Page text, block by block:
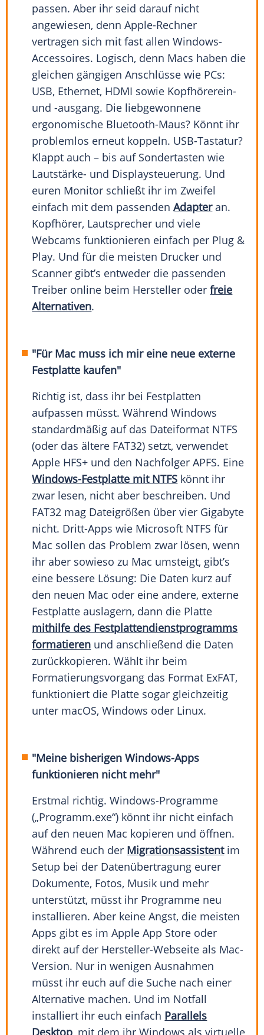
passen. Aber ihr seid darauf nicht
angewiesen, denn Apple-Rechner
vertragen sich mit fast allen Windows-
Accessoires. Logisch, denn Macs haben die
gleichen gängigen Anschlüsse wie PCs:
USB, Ethernet, HDMI sowie Kopfhörerein-
und -ausgang. Die liebgewonnene
ergonomische Bluetooth-Maus? Könnt ihr
problemlos erneut koppeln. USB-Tastatur?
Klappt auch – bis auf Sondertasten wie
Lautstärke- und Displaysteuerung. Und
euren Monitor schließt ihr im Zweifel
einfach mit dem passendenAdapteran.
Kopfhörer, Lautsprecher und viele
Webcams funktionieren einfach per Plug &
Play. Und für die meisten Drucker und
Scanner gibt’s entweder die passenden
Treiber online beim Hersteller oderfreie
Alternativen.
"Für Mac muss ich mir eine neue externe
Festplatte kaufen"
Richtig ist, dass ihr bei Festplatten
aufpassen müsst. Während Windows
standardmäßig auf das Dateiformat NTFS
(oder das ältere FAT32) setzt, verwendet
Apple HFS+ und den Nachfolger APFS. Eine
Windows-Festplatte mit NTFS könnt ihr
zwar lesen, nicht aber beschreiben. Und
FAT32 mag Dateigrößen über vier Gigabyte
nicht. Dritt-Apps wie Microsoft NTFS für
Mac sollen das Problem zwar lösen, wenn
ihr aber sowieso zu Mac umsteigt, gibt’s
eine bessere Lösung: Die Daten kurz auf
den neuen Mac oder eine andere, externe
Festplatte auslagern, dann die Platte
mithilfe des Festplattendienstprogramms
formatieren und anschließend die Daten
zurückkopieren. Wählt ihr beim
Formatierungsvorgang das Format ExFAT,
funktioniert die Platte sogar gleichzeitig
unter macOS, Windows oder Linux.
"Meine bisherigen Windows-Apps
funktionieren nicht mehr"
Erstmal richtig. Windows-Programme
(„Programm.exe“) könnt ihr nicht einfach
auf den neuen Mac kopieren und öffnen.
Während euch der Migrationsassistentim
Setup bei der Datenübertragung eurer
Dokumente, Fotos, Musik und mehr
unterstützt, müsst ihr Programme neu
installieren. Aber keine Angst, die meisten
Apps gibt es im Apple App Store oder
direkt auf der Hersteller-Webseite als Mac-
Version. Nur in wenigen Ausnahmen
müsst ihr euch auf die Suche nach einer
Alternative machen. Und im Notfall
installiert ihr euch einfach Parallels